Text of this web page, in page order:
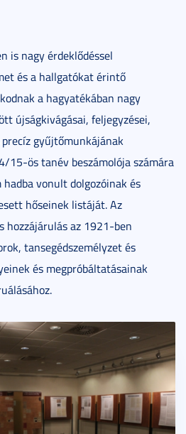
is nagy érdeklődéssel
és a hallgatókat érintő
a hagyatékában nagy
újságkivágásai, feljegyzései,
gyűjtőmunkájának
15-ös tanév beszámolója számára
vonult dolgozóinak és
hőseinek listáját. Az
az 1921-ben
tansegédszemélyzet és
és megpróbáltatásainak